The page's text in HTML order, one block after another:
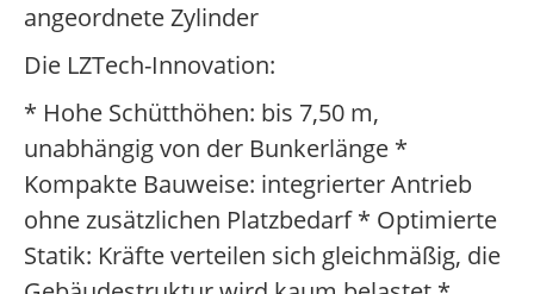
angeordnete Zylinder
Die LZTech-Innovation:
* Hohe Schütthöhen: bis 7,50 m,
unabhängig von der Bunkerlänge *
Kompakte Bauweise: integrierter Antrieb
ohne zusätzlichen Platzbedarf * Optimierte
Statik: Kräfte verteilen sich gleichmäßig, die